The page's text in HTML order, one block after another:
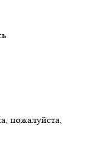
пожалуйста,